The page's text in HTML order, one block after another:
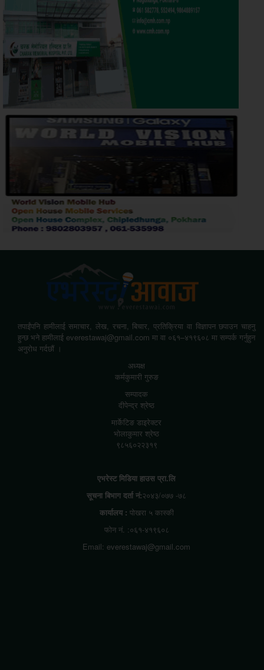
तपाईंपनि हामीलाई समाचार, लेख, रचना, बिचार, प्रतिक्रिया वा विज्ञापन छपाउन चाहनु
हुन्छ भने हामीलाई everestawaj@gmail.com मा वा ०६१–४१९६०८ मा सम्पर्क गर्नुहुन
अनुरोध गर्दछौं ।
अध्यक्ष
कर्मकुमारी गुरुङ
सम्पादक
दीपेन्द्र श्रेष्ठ
मार्केटिङ डाइरेक्टर
भोलाकुमार श्रेष्ठ
९८५६०२२३१९
एभरेस्ट मिडिया हाउस प्रा.लि
सूचना बिभाग दर्ता नं:२०४३/०७७ -७८
कार्यालय : पोखरा ५ कास्की
फोन नं. :०६१-४१९६०८
Email: everestawaj@gmail.com